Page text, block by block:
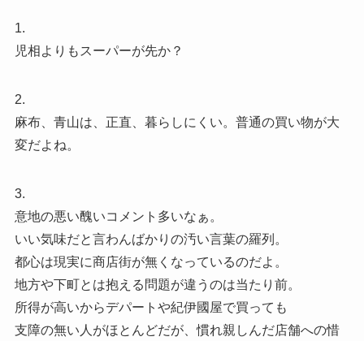
1.
児相よりもスーパーが先か？
2.
麻布、青山は、正直、暮らしにくい。普通の買い物が大
変だよね。
3.
意地の悪い醜いコメント多いなぁ。
いい気味だと言わんばかりの汚い言葉の羅列。
都心は現実に商店街が無くなっているのだよ。
地方や下町とは抱える問題が違うのは当たり前。
所得が高いからデパートや紀伊國屋で買っても
支障の無い人がほとんどだが、慣れ親しんだ店舗への惜